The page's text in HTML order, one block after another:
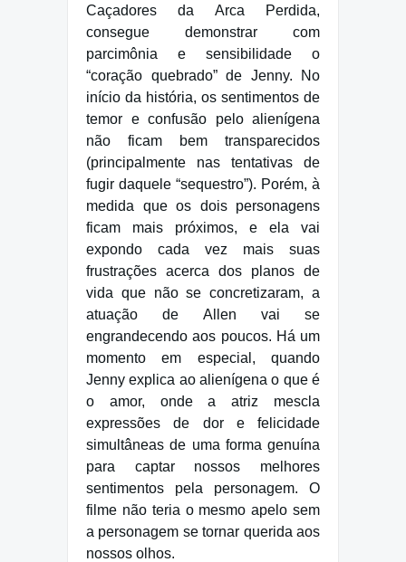
Caçadores da Arca Perdida,
consegue demonstrar com
parcimônia e sensibilidade o
“coração quebrado” de Jenny. No
início da história, os sentimentos de
temor e confusão pelo alienígena
não ficam bem transparecidos
(principalmente nas tentativas de
fugir daquele “sequestro”). Porém, à
medida que os dois personagens
ficam mais próximos, e ela vai
expondo cada vez mais suas
frustrações acerca dos planos de
vida que não se concretizaram, a
atuação de Allen vai se
engrandecendo aos poucos. Há um
momento em especial, quando
Jenny explica ao alienígena o que é
o amor, onde a atriz mescla
expressões de dor e felicidade
simultâneas de uma forma genuína
para captar nossos melhores
sentimentos pela personagem. O
filme não teria o mesmo apelo sem
a personagem se tornar querida aos
nossos olhos.